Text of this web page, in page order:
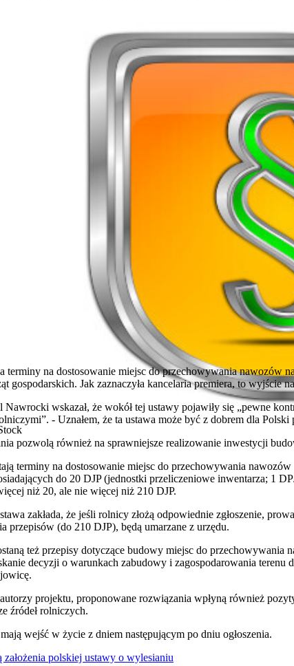
terminy na dostosowanie miejsc do przechowywania nawozów
gospodarskich. Jak zaznaczyła kancelaria premiera, to wyjście
Nawrocki wskazał, że wokół tej ustawy pojawiły się „pewne
- Uznałem, że ta ustawa może być z dobrem dla Polski
pozwolą również na sprawniejsze realizowanie inwestycji
terminy na dostosowanie miejsc do przechowywania
do 20 DJP (jednostki przeliczeniowe inwentarza; 1
niż 20, ale nie więcej niż 210 DJP.
zakłada, że jeśli rolnicy złożą odpowiednie zgłoszenie,
przepisów (do 210 DJP), będą umarzane z urzędu.
też przepisy dotyczące budowy miejsc do
decyzji o warunkach zabudowy i zagospodarowania terenu
projektu, proponowane rozwiązania wpłyną również
źródeł rolniczych.
wejść w życie z dniem następującym po dniu ogłoszenia.
założenia polskiej ustawy o wylesianiu